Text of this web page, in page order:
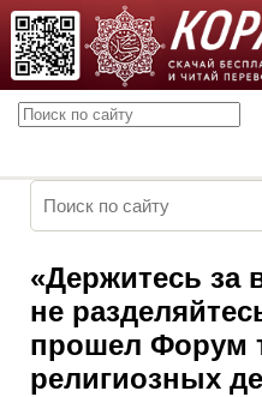
«Держитесь за
не
прошел Форум
религиозных